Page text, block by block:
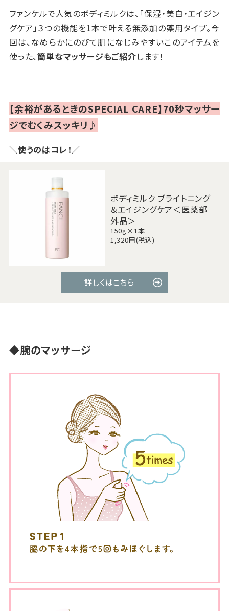
ファンケルで人気のボディミルクは、「保湿・美白・エイジン
グケア」３つの機能を1本で叶える無添加の薬用タイプ。今
回は、なめらかにのびて肌になじみやすいこのアイテムを
使った、簡単なマッサージもご紹介します！
【余裕があるときのSPECIAL CARE】70秒マッサー
ジでむくみスッキリ♪
＼使うのはコレ！／
ボディミルク ブライトニング
＆エイジングケア＜医薬部
外品＞
150g×1本
1,320円(税込)
詳しくはこちら
◆腕のマッサージ